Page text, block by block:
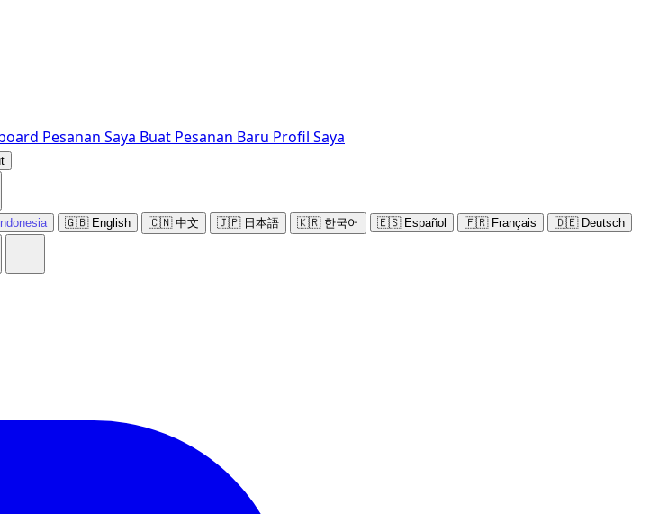
Pesanan Saya Buat Pesanan Baru Profil Saya
🇬🇧 English 🇨🇳 中文 🇯🇵 日本語 🇰🇷 한국어 🇪🇸 Español 🇫🇷 Français 🇩🇪 Deutsch